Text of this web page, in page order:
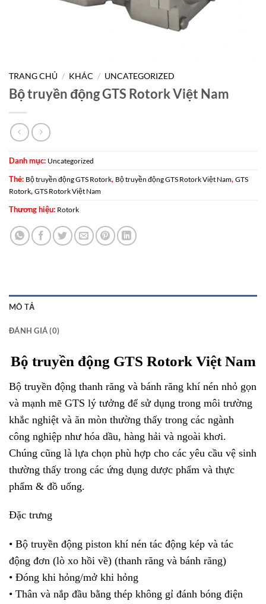
TRANG CHỦ / KHÁC / UNCATEGORIZED
Bộ truyền động GTS Rotork Việt Nam
Danh mục: Uncategorized
Thẻ: Bộ truyền động GTS Rotork, Bộ truyền động GTS Rotork Việt Nam, GTS
Rotork, GTS Rotork Việt Nam
Thương hiệu: Rotork
MÔ TẢ
ĐÁNH GIÁ (0)
Bộ truyền động GTS Rotork Việt Nam
Bộ truyền động thanh răng và bánh răng khí nén nhỏ gọn
và mạnh mẽ GTS lý tưởng để sử dụng trong môi trường
khắc nghiệt và ăn mòn thường thấy trong các ngành
công nghiệp như hóa dầu, hàng hải và ngoài khơi.
Chúng cũng là lựa chọn phù hợp cho các yêu cầu vệ sinh
thường thấy trong các ứng dụng dược phẩm và thực
phẩm & đồ uống.
Đặc trưng
• Bộ truyền động piston khí nén tác động kép và tác
động đơn (lò xo hồi về) (thanh răng và bánh răng)
• Đóng khi hỏng/mở khi hỏng
• Thân và nắp đầu bằng thép không gỉ đánh bóng điện